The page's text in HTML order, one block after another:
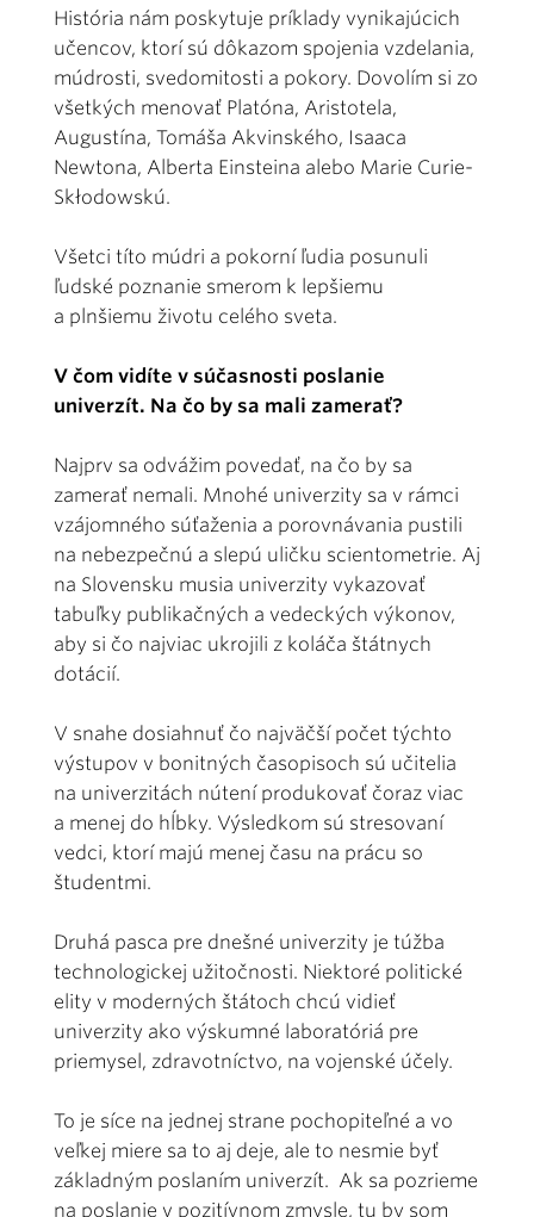
História nám poskytuje príklady vynikajúcich
učencov, ktorí sú dôkazom spojenia vzdelania,
múdrosti, svedomitosti a pokory. Dovolím si zo
všetkých menovať Platóna, Aristotela,
Augustína, Tomáša Akvinského, Isaaca
Newtona, Alberta Einsteina alebo Marie Curie-
Skłodowskú.
Všetci títo múdri a pokorní ľudia posunuli
ľudské poznanie smerom k lepšiemu
a plnšiemu životu celého sveta.
V čom vidíte v súčasnosti poslanie
univerzít. Na čo by sa mali zamerať?
Najprv sa odvážim povedať, na čo by sa
zamerať nemali. Mnohé univerzity sa v rámci
vzájomného súťaženia a porovnávania pustili
na nebezpečnú a slepú uličku scientometrie. Aj
na Slovensku musia univerzity vykazovať
tabuľky publikačných a vedeckých výkonov,
aby si čo najviac ukrojili z koláča štátnych
dotácií.
V snahe dosiahnuť čo najväčší počet týchto
výstupov v bonitných časopisoch sú učitelia
na univerzitách nútení produkovať čoraz viac
a menej do hĺbky. Výsledkom sú stresovaní
vedci, ktorí majú menej času na prácu so
študentmi.
Druhá pasca pre dnešné univerzity je túžba
technologickej užitočnosti. Niektoré politické
elity v moderných štátoch chcú vidieť
univerzity ako výskumné laboratóriá pre
priemysel, zdravotníctvo, na vojenské účely.
To je síce na jednej strane pochopiteľné a vo
veľkej miere sa to aj deje, ale to nesmie byť
základným poslaním univerzít. Ak sa pozrieme
na poslanie v pozitívnom zmysle, tu by som